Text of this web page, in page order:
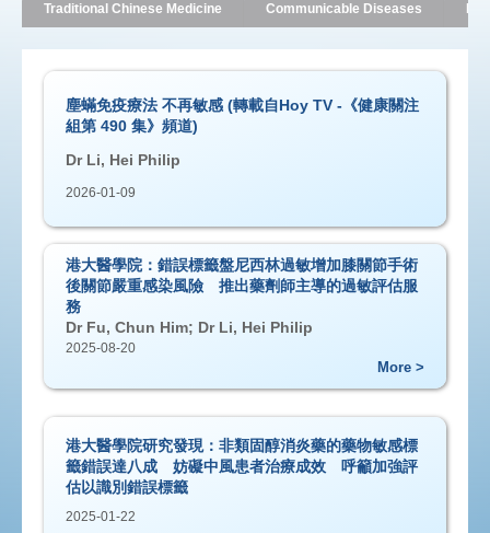
Traditional Chinese Medicine Communicable Diseases
塵蟎免疫療法 不再敏感 (轉載自Hoy TV -《健康關注
組第 490 集》頻道)
Dr Li, Hei Philip
2026-01-09
港大醫學院：錯誤標籤盤尼西林過敏增加膝關節手術
後關節嚴重感染風險 推出藥劑師主導的過敏評估服
務
Dr Fu, Chun Him; Dr Li, Hei Philip
2025-08-20
More >
港大醫學院研究發現：非類固醇消炎藥的藥物敏感標
籤錯誤達八成 妨礙中風患者治療成效 呼籲加強評
估以識別錯誤標籤
2025-01-22